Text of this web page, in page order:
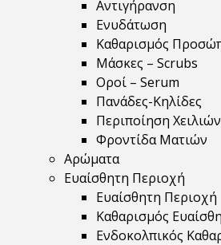
Αντιγήρανση
Ενυδάτωση
Καθαρισμός
Μάσκες – Scrubs
Οροί – Serum
Πανάδες-Κηλίδες
Περιποίηση Χειλιών
Φροντίδα Ματιών
Αρώματα
Ευαίσθητη Περιοχή
Ευαίσθητη Περιοχή
Καθαρισμός
Ενδοκολπικός